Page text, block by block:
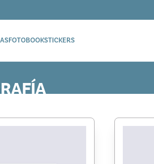
FOTOBOOKSTICKERS